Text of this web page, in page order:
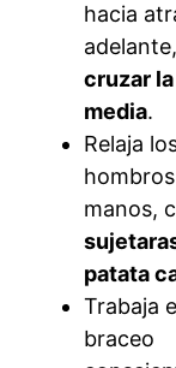
hacia
adelante,
cruzar
media.
Relaja
manos,
patata
Trabaja
braceo